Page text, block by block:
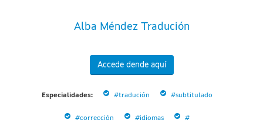
Alba Méndez Tradución
Accede dende aquí
Especialidades: #tradución #subtitulado
#corrección #idiomas #